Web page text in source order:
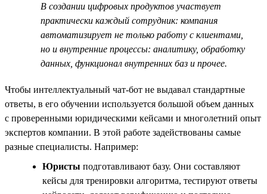
В создании цифровых продуктов участвует
практически каждый сотрудник: компания
автоматизирует не только работу с клиентами,
но и внутренние процессы: аналитику, обработку
данных, функционал внутренних баз и прочее.
Чтобы интеллектуальный чат-бот не выдавал стандартные
ответы, в его обучении используется большой объем данных
с проверенными юридическими кейсами и многолетний опыт
экспертов компании. В этой работе задействованы самые
разные специалисты. Например:
Юристы подготавливают базу. Они составляют
кейсы для тренировки алгоритма, тестируют ответы